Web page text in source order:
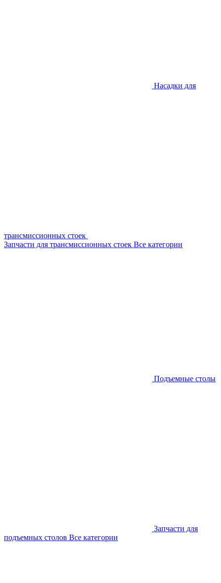
Насадки для
трансмиссионных стоек
Запчасти для трансмиссионных стоек Все категории
Подъемные столы
Запчасти для
подъемных столов Все категории